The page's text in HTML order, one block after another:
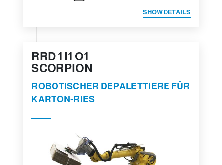
SHOW DETAILS
RRD 1 I1 O1
SCORPION
ROBOTISCHER DEPALETTIERE FÜR
KARTON-RIES